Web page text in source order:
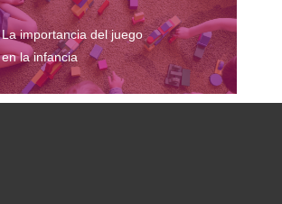
La importancia del juego
en la infancia